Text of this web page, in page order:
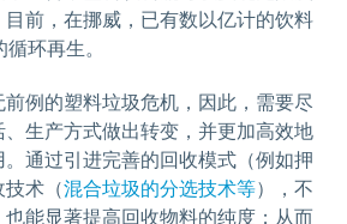
前，在挪威，已有数以亿计的饮料
环再生。
例的塑料垃圾危机，因此，需要尽
生产方式做出转变，并更加高效地
通过引进完善的回收模式（例如押
术（混合垃圾的分选技术等），不
能显著提高回收物料的纯度；从而